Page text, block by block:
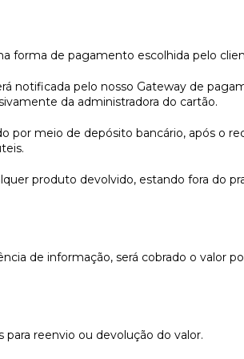
forma de pagamento escolhida pelo
notificada pelo nosso Gateway de
da administradora do cartão.
por meio de depósito bancário, após o
produto devolvido, estando fora do
de informação, será cobrado o valor
reenvio ou devolução do valor.